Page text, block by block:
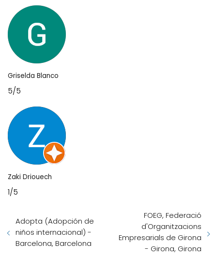
Griselda Blanco
5/5
Zaki Driouech
1/5
Adopta (Adopción de
niños internacional) -
Barcelona, Barcelona
FOEG, Federació
d'Organitzacions
Empresarials de Girona
- Girona, Girona